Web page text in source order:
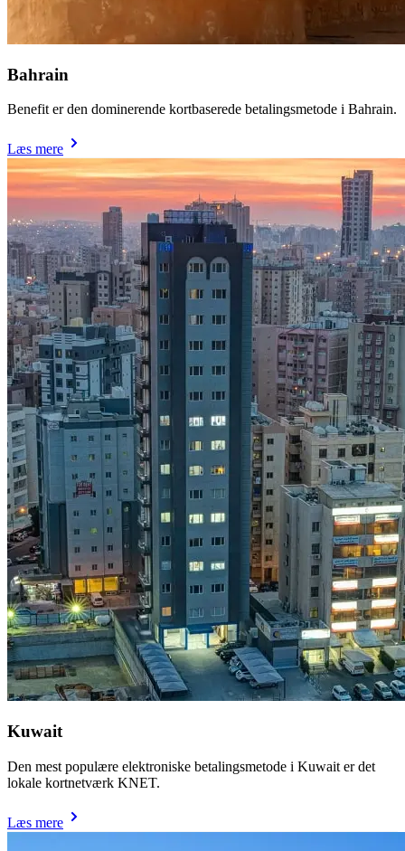
Bahrain
Benefit er den dominerende kortbaserede betalingsmetode i Bahrain.
Læs mere
Kuwait
Den mest populære elektroniske betalingsmetode i Kuwait er det
lokale kortnetværk KNET.
Læs mere